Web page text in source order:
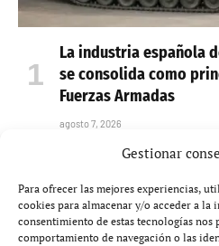
Gestionar
Para ofrecer las mejores experiencias,
cookies para almacenar y/o acceder a
consentimiento de estas tecnologías
comportamiento de navegación o las
La industria española
se consolida como
Fuerzas Armadas
agosto 7, 2026